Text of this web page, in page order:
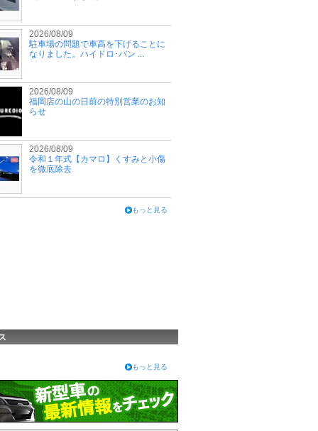
2026/08/09
駐車場の問題で車高を下げることに
なりました。ハイドロ･バン ...
2026/08/09
福岡店の山の日前の特別営業のお知
らせ
2026/08/09
令和１年式【カマロ】くすみと小傷
を徹底除去
もっと見る
もっと見る